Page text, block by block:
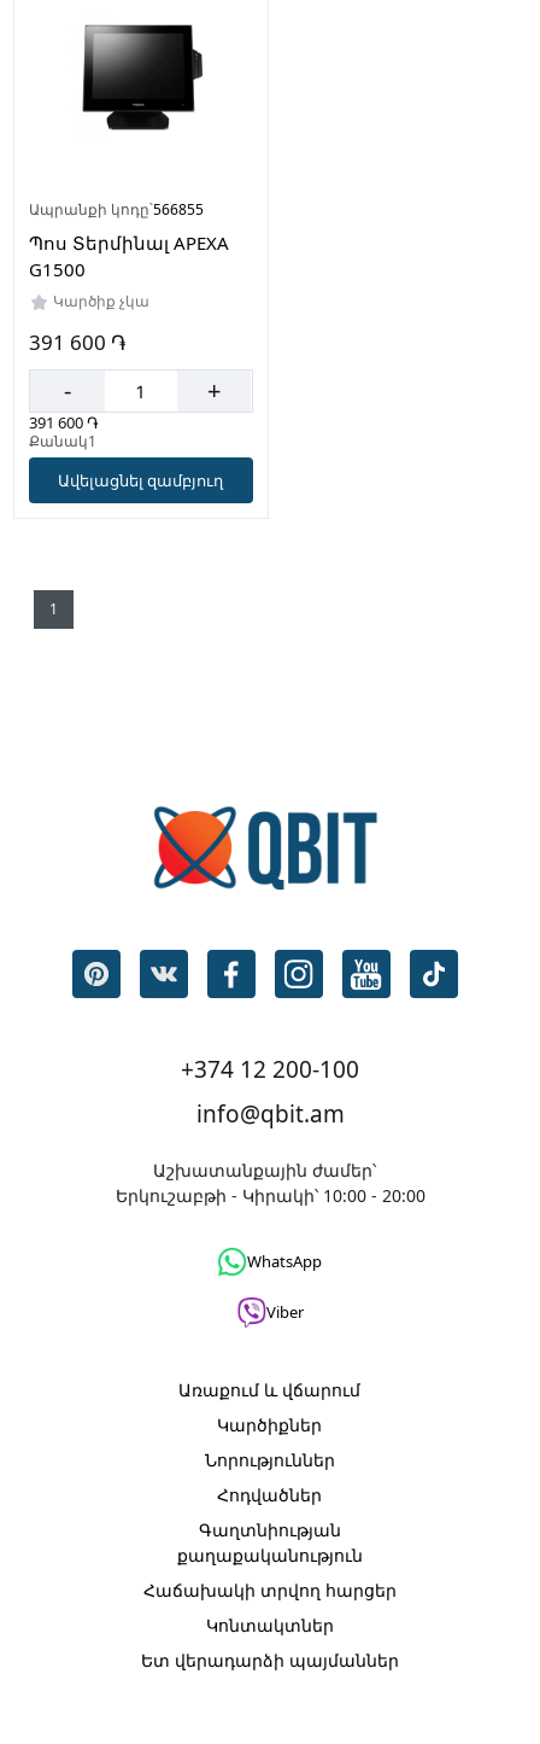
Ապրանքի կոդը՝566855
Պոս Տերմինալ APEXA
G1500
Կարծիք չկա
391 600 ֏
- +
391 600 ֏
Քանակ1
Ավելացնել զամբյուղ
1
+374 12 200-100
info@qbit.am
Աշխատանքային ժամեր՝
Երկուշաբթի - Կիրակի՝ 10:00 - 20:00
WhatsApp
Viber
Առաքում և վճարում
Կարծիքներ
Նորություններ
Հոդվածներ
Գաղտնիության
քաղաքականություն
Հաճախակի տրվող հարցեր
Կոնտակտներ
Ետ վերադարձի պայմաններ